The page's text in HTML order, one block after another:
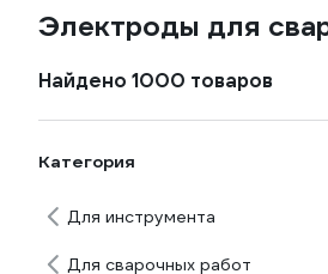
Электроды для
Найдено 1000 товаров
Категория
Для инструмента
Для сварочных работ